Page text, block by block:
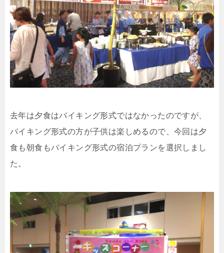
去年は夕食はバイキング形式ではなかったのですが、
バイキング形式の方が子供は楽しめるので、今回は夕
食も朝食もバイキング形式の宿泊プランを選択しまし
た。